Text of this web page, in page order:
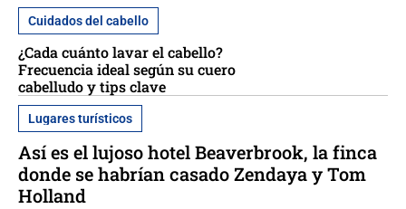
Cuidados del cabello
¿Cada cuánto lavar el cabello?
Frecuencia ideal según su cuero
cabelludo y tips clave
Lugares turísticos
Así es el lujoso hotel Beaverbrook, la finca
donde se habrían casado Zendaya y Tom
Holland